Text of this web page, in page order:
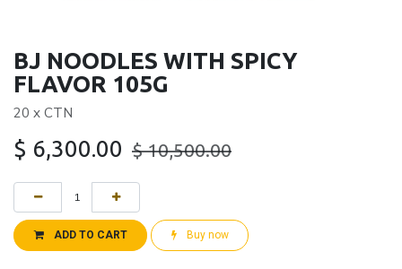
BJ NOODLES WITH SPICY
FLAVOR 105G
20 x CTN
$ 6,300.00 $10,500.00
ADD TO CART Buy now